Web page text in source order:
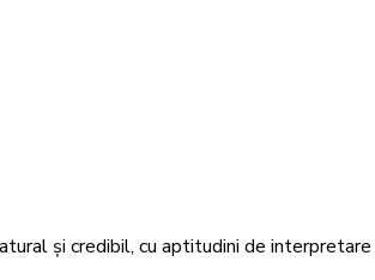
și credibil, cu aptitudini de interpretare